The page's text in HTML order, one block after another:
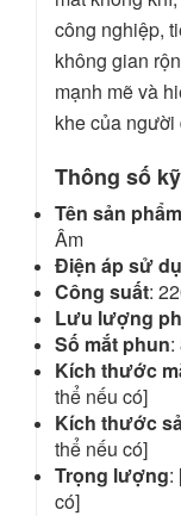
công nghiệp,
không gian
mạnh mẽ và
khe của người
Thông số
Tên sản phẩm
Âm
Điện áp sử
Công suất:
Lưu lượng
Số mắt phun:
Kích thước
thể nếu có]
Kích thước
thể nếu có]
Trọng lượng:
có]